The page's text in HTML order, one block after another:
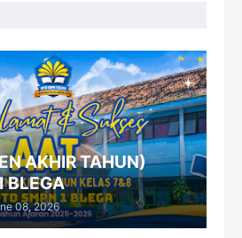
AKHIR TAHUN)
BLEGA
08, 2026